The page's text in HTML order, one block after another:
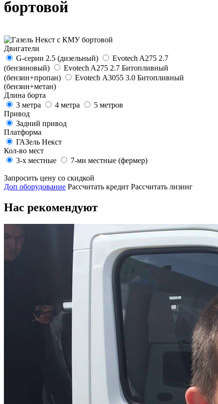
бортовой
Двигатели
G-серии 2.5 (дизельный)
Evotech A275 2.7
(бензиновый)
Evotech A275 2.7 Битопливный
(бензин+пропан)
Evotech А3055 3.0 Битопливный
(бензин+метан)
Длина борта
3 метра
4 метра
5 метров
Привод
Задний привод
Платформа
ГАЗель Некст
Кол-во мест
3-х местные
7-ми местные (фермер)
Запросить цену со скидкой
Доп оборудование Рассчитать кредит Рассчитать лизинг
Нас рекомендуют